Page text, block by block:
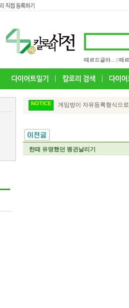
떼르드글라... 떼
NOTICE 게임방이 자유등록형식으
한때 유명했던 펭귄날리기